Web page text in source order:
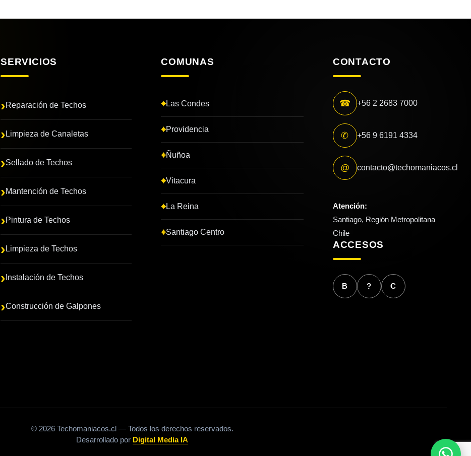
SERVICIOS
Reparación de Techos
Limpieza de Canaletas
Sellado de Techos
Mantención de Techos
Pintura de Techos
Limpieza de Techos
Instalación de Techos
Construcción de Galpones
COMUNAS
Las Condes
Providencia
Ñuñoa
Vitacura
La Reina
Santiago Centro
CONTACTO
☎ +56 2 2683 7000
✆ +56 9 6191 4334
@ contacto@techomaniacos.cl
Atención:
Santiago, Región Metropolitana
Chile
ACCESOS
B ? C
© 2026 Techomaniacos.cl — Todos los derechos reservados.
Desarrollado por Digital Media IA